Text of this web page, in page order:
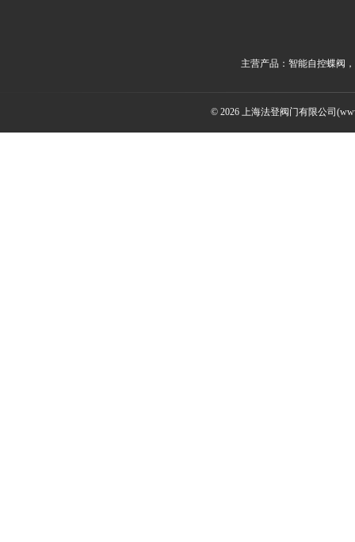
主营产品：智能自控蝶阀
© 2026 上海法登阀门有限公司